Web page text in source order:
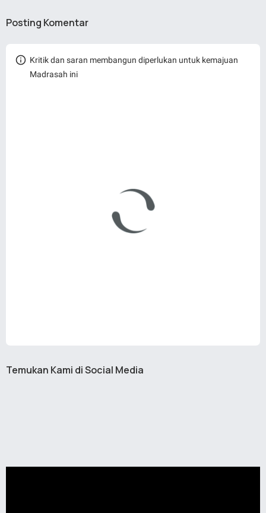
Posting Komentar
Kritik dan saran membangun diperlukan untuk kemajuan
Madrasah ini
Temukan Kami di Social Media